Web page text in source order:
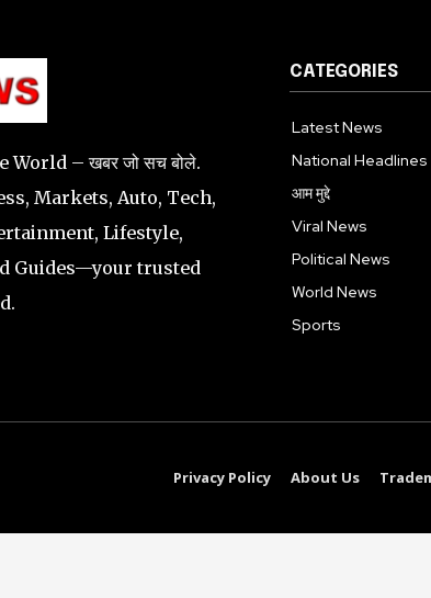
– खबर जो सच बोले.
Markets, Auto, Tech,
Lifestyle,
Guides—your trusted
CATEGORIES
Latest News
National Headlines
आम मुद्दे
Viral News
Political News
World News
Sports
Privacy Policy About Us